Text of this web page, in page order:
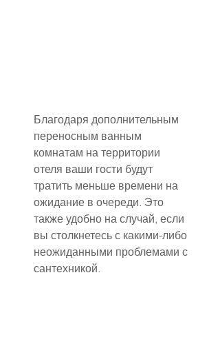
Благодаря дополнительным
переносным ванным
комнатам на территории
отеля ваши гости будут
тратить меньше времени на
ожидание в очереди. Это
также удобно на случай, если
вы столкнетесь с какими-либо
неожиданными проблемами с
сантехникой.